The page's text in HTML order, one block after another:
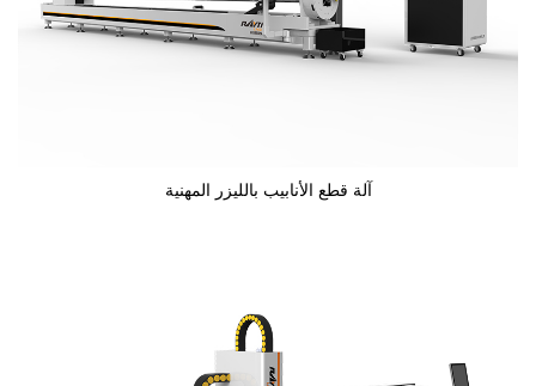
آلة قطع الأنابيب بالليزر المهنية